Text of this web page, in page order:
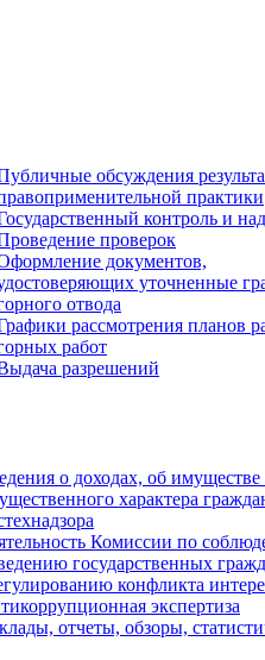
обсуждения
практики
контроль и
проверок
документов,
уточненные
отвода
рассмотрения планов
работ
разрешений
о доходах, об имуществе
характера
Комиссии по
государственных
конфликта
экспертиза
отчеты, обзоры,